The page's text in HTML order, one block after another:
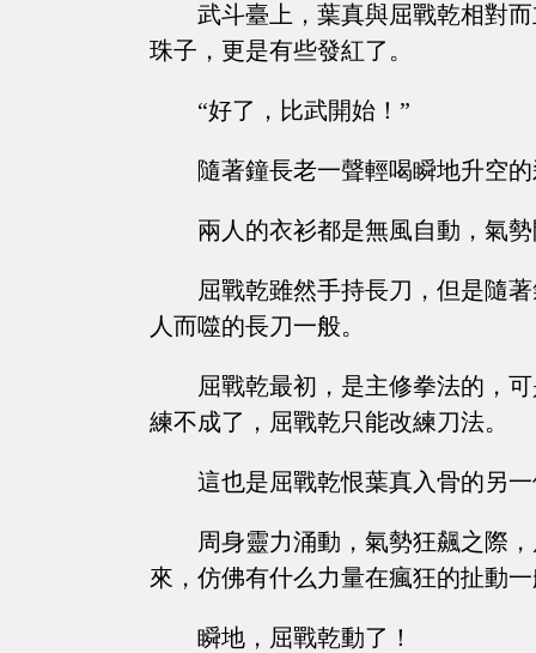
武斗臺上，葉真與屈戰乾相對
珠子，更是有些發紅了。
“好了，比武開始！”
隨著鐘長老一聲輕喝瞬地升空
兩人的衣衫都是無風自動，氣
屈戰乾雖然手持長刀，但是隨
人而噬的長刀一般。
屈戰乾最初，是主修拳法的，
練不成了，屈戰乾只能改練刀法。
這也是屈戰乾恨葉真入骨的另
周身靈力涌動，氣勢狂飆之際
來，仿佛有什么力量在瘋狂的扯動
瞬地，屈戰乾動了！